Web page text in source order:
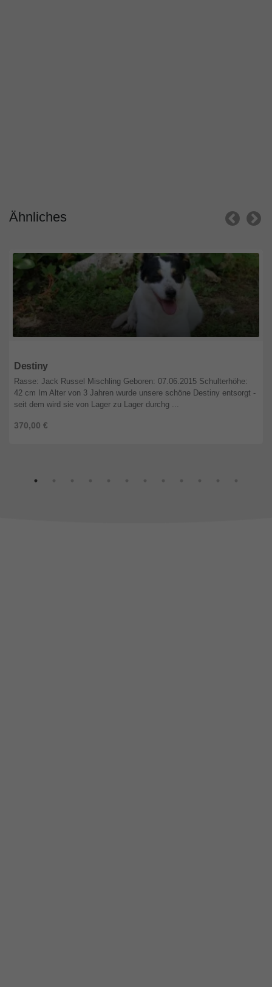
Ähnliches
Destiny
370,00 €
Rasse: Jack Russel Mischling Geboren: 07.06.2015 Schulterhöhe:
42 cm Im Alter von 3 Jahren wurde unsere schöne Destiny entsorgt -
seit dem wird sie von Lager zu Lager durchg ...